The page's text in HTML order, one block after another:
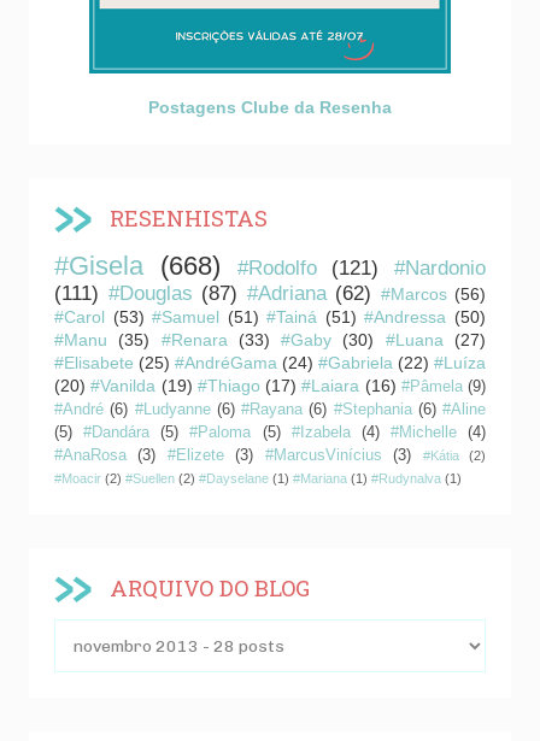
Postagens Clube da Resenha
RESENHISTAS
#Gisela (668) #Rodolfo (121)
#Nardonio
(111) #Douglas (87) #Adriana (62) #Marcos (56)
#Carol (53) #Samuel (51) #Tainá (51) #Andressa (50)
#Manu
(35) #Renara (33) #Gaby (30) #Luana
(27)
#Elisabete (25) #AndréGama (24) #Gabriela (22) #Luíza
(20) #Vanilda (19) #Thiago (17) #Laiara (16) #Pâmela (9)
#André (6) #Ludyanne (6) #Rayana (6) #Stephania (6) #Aline
(5)
#Dandára (5) #Paloma (5) #Izabela (4) #Michelle
(4)
#AnaRosa
(3) #Elizete (3) #MarcusVinícius (3) #Kátia
(2)
#Moacir (2) #Suellen (2) #Dayselane (1) #Mariana (1) #Rudynalva (1)
ARQUIVO DO BLOG